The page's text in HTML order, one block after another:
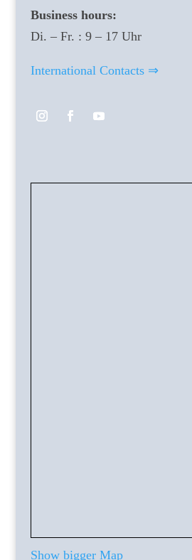
Business hours:
Di. – Fr. : 9 – 17 Uhr
International Contacts ⇒
Show bigger Map